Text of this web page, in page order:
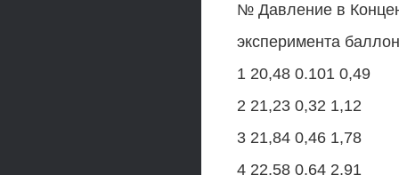
№ Давление в
эксперимента
1 20,48 0.101 0,49
2 21,23 0,32 1,12
3 21,84 0,46 1,78
4 22,58 0,64 2,91